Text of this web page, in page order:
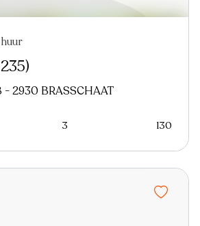
- 2930 BRASSCHAAT
3 130